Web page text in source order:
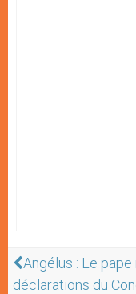
Angélus : Le
déclarations du